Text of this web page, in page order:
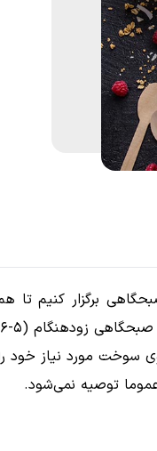
برگزار کنیم تا
مصرف صبحانه است.
سوخت مورد نیاز خود
توصیه نمی‌شود.